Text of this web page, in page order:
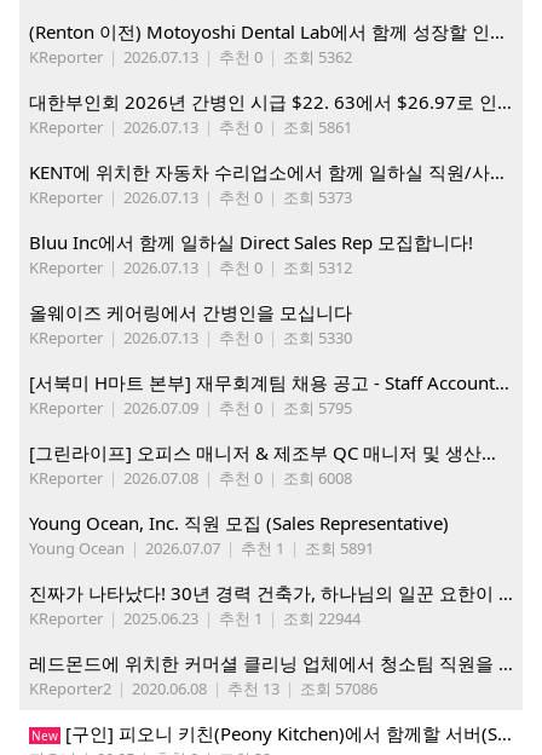
(Renton 이전) Motoyoshi Dental Lab에서 함께 성장할 인재를 모십니다.
KReporter | 2026.07.13 | 추천 0 | 조회 5362
대한부인회 2026년 간병인 시급 $22. 63에서 $26.97로 인상. 지금 간병인들을 모집합니다
KReporter | 2026.07.13 | 추천 0 | 조회 5861
KENT에 위치한 자동차 수리업소에서 함께 일하실 직원/사무직원 구합니다.
KReporter | 2026.07.13 | 추천 0 | 조회 5373
Bluu Inc에서 함께 일하실 Direct Sales Rep 모집합니다!
KReporter | 2026.07.13 | 추천 0 | 조회 5312
올웨이즈 케어링에서 간병인을 모십니다
KReporter | 2026.07.13 | 추천 0 | 조회 5330
[서북미 H마트 본부] 재무회계팀 채용 공고 - Staff Accountant
KReporter | 2026.07.09 | 추천 0 | 조회 5795
[그린라이프] 오피스 매니저 & 제조부 QC 매니저 및 생산직, 웨어하우스 직원 모집
KReporter | 2026.07.08 | 추천 0 | 조회 6008
Young Ocean, Inc. 직원 모집 (Sales Representative)
Young Ocean | 2026.07.07 | 추천 1 | 조회 5891
진짜가 나타났다! 30년 경력 건축가, 하나님의 일꾼 요한이 책임 시공합니다.
KReporter | 2025.06.23 | 추천 1 | 조회 22944
레드몬드에 위치한 커머셜 클리닝 업체에서 청소팀 직원을 모집합니다.
KReporter2 | 2020.06.08 | 추천 13 | 조회 57086
New [구인] 피오니 키친(Peony Kitchen)에서 함께할 서버(Server)를 모집합니다!